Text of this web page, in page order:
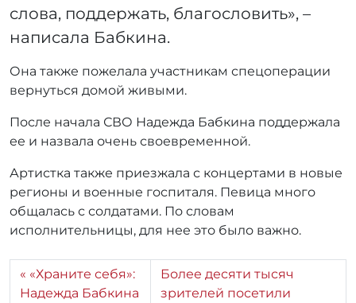
слова, поддержать, благословить», –
написала Бабкина.
Она также пожелала участникам спецоперации
вернуться домой живыми.
После начала СВО Надежда Бабкина поддержала
ее и назвала очень своевременной.
Артистка также приезжала с концертами в новые
регионы и военные госпиталя. Певица много
общалась с солдатами. По словам
исполнительницы, для нее это было важно.
«Храните себя»:
Надежда Бабкина
Более десяти тысяч
зрителей посетили